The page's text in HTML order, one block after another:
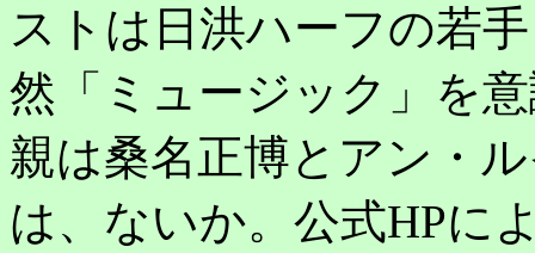
ストは日洪ハーフの若
然「ミュージック」を
親は桑名正博とアン・
は、ないか。公式HPに